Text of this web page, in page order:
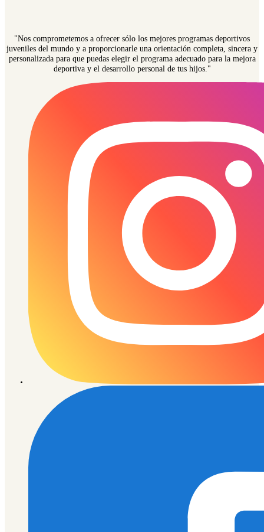
"Nos comprometemos a ofrecer sólo los mejores programas deportivos
juveniles del mundo y a proporcionarle una orientación completa, sincera y
personalizada para que puedas elegir el programa adecuado para la mejora
deportiva y el desarrollo personal de tus hijos."